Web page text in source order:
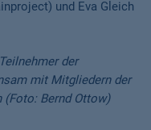
und Eva Gleich
der
mit Mitgliedern der
(Foto: Bernd Ottow)